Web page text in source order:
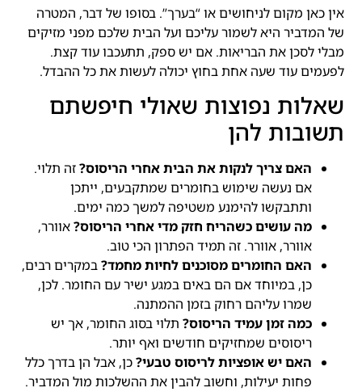
אין כאן מקום לניחושים או “בערך”. בסופו של דבר, המטרה
של המדביר היא לשמור עליכם ועל הבית שלכם מפני מזיקים
מבלי לסכן את הבריאות. אם יש ספק, תתעכבו עוד קצת.
לפעמים עוד שעה אחת בחוץ יכולה לעשות את כל ההבדל.
שאלות נפוצות שאולי חיפשתם
תשובות להן
האם צריך לנקות את הבית אחרי הריסוס?זה תלוי.
אם נעשה שימוש בחומרים שמתקבעים, ייתכן
ותתבקשו להימנע משטיפה למשך כמה ימים.
מה עושים כשהריח חזק מדי אחרי הריסוס?אוורר,
אוורר, אוורר. זה תמיד הפתרון הכי טוב.
האם החומרים מסוכנים לחיות מחמד?במקרים רבים,
כן, במיוחד אם הם באים במגע ישיר עם החומר. לכן,
שמרו עליהם רחוק בזמן ההמתנה.
כמה זמן עמיד הריסוס? תלוי בסוג החומר, אך יש
ריסוסים שמחזיקים חודשים ואף יותר.
האם יש אופציות לריסוס טבעי?כן, אבל הן בדרך כלל
פחות יעילות, וחשוב להבין את ההשלכות מול המדביר.